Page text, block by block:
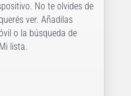
No te olvides de
ver. Añadilas
o la búsqueda de
lista.